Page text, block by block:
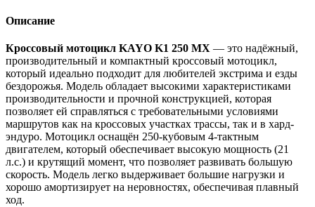
Описание
Кроссовый мотоцикл KAYO K1 250 MX — это надёжный,
производительный и компактный кроссовый мотоцикл,
который идеально подходит для любителей экстрима и езды
бездорожья. Модель обладает высокими характеристиками
производительности и прочной конструкцией, которая
позволяет ей справляться с требовательными условиями
маршрутов как на кроссовых участках трассы, так и в хард-
эндуро. Мотоцикл оснащён 250-кубовым 4-тактным
двигателем, который обеспечивает высокую мощность (21
л.с.) и крутящий момент, что позволяет развивать большую
скорость. Модель легко выдерживает большие нагрузки и
хорошо амортизирует на неровностях, обеспечивая плавный
ход.